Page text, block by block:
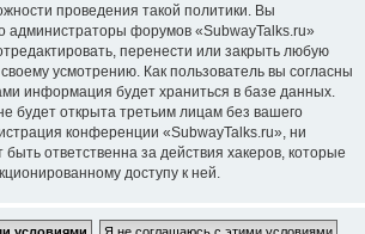
проведения такой политики. Вы
администраторы форумов «SubwayTalks.ru»
перенести или закрыть любую
усмотрению. Как пользователь вы согласны
информация будет храниться в базе данных.
будет открыта третьим лицам без вашего
конференции «SubwayTalks.ru», ни
ответственна за действия хакеров, которые
доступу к ней.